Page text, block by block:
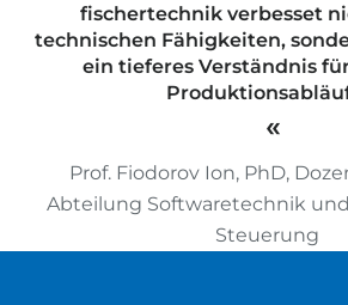
fischertechnik verbesset
technischen Fähigkeiten,
ein tieferes Verständnis
Prof. Fiodorov Ion, PhD,
Abteilung Softwaretechnik
Steuerung